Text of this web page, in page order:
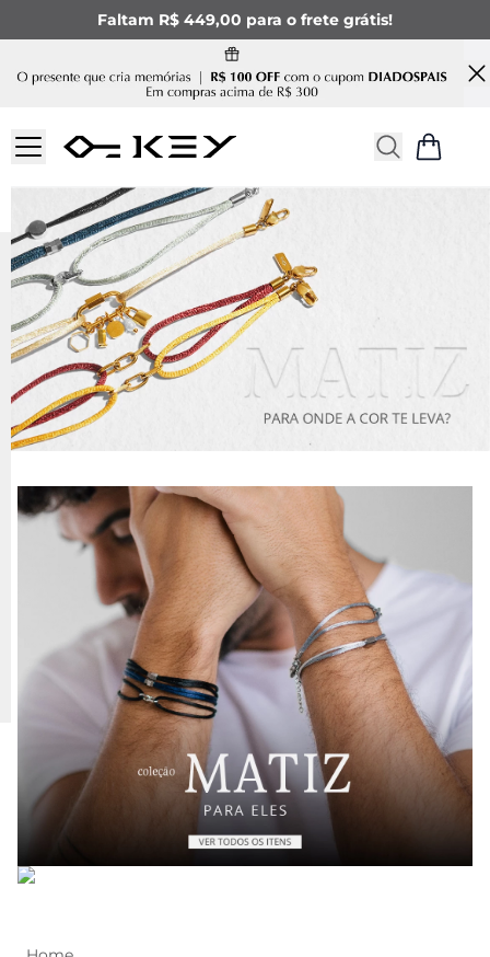
Faltam R$ 449,00 para o frete grátis!